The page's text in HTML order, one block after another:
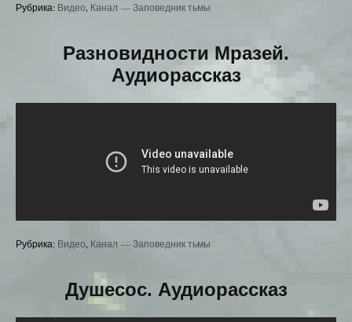
Рубрика: Видео Канал — Заповедник тьмы
Разновидности Мразей.
Аудиорассказ
Рубрика: Видео Канал — Заповедник тьмы
Душесос. Аудиорассказ